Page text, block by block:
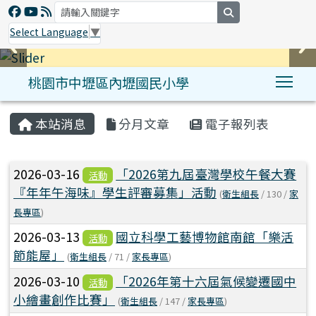
Select Language ▼
桃園市中壢區內壢國民小學
:::
本站消息 分月文章 電子報列表
文章列表
2026-03-16 活動
「2026第九屆臺灣學校午餐大賽
『年年午海味』學生評審募集」活動 (衛生組長 / 130 / 家
長專區)
2026-03-13 活動
國立科學工藝博物館南館「樂活
節能屋」
(衛生組長 / 71 / 家長專區)
2026-03-10 活動
「2026年第十六屆氣候變遷國中
小繪畫創作比賽」
(衛生組長 / 147 / 家長專區)